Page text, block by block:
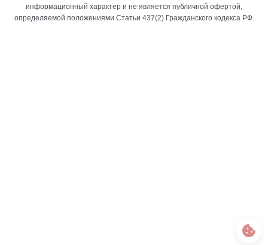
информационный характер и не является публичной офертой,
определяемой положениями Статьи 437(2) Гражданского кодекса РФ.